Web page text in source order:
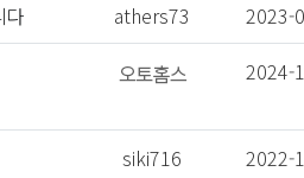
다 athers73
2023-
2024-
siki716
2022-